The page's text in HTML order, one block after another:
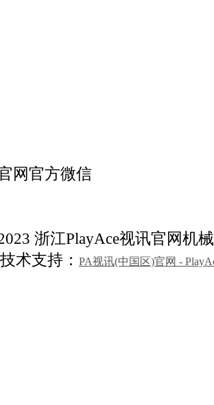
网官方微信
浙江PlayAce视讯官网机
术支持： PA视讯(中国区)官网 -